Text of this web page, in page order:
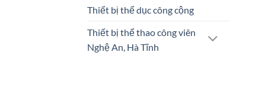
Thiết bị thể dục công cộng
Thiết bị thể thao công viên
Nghệ An, Hà Tĩnh